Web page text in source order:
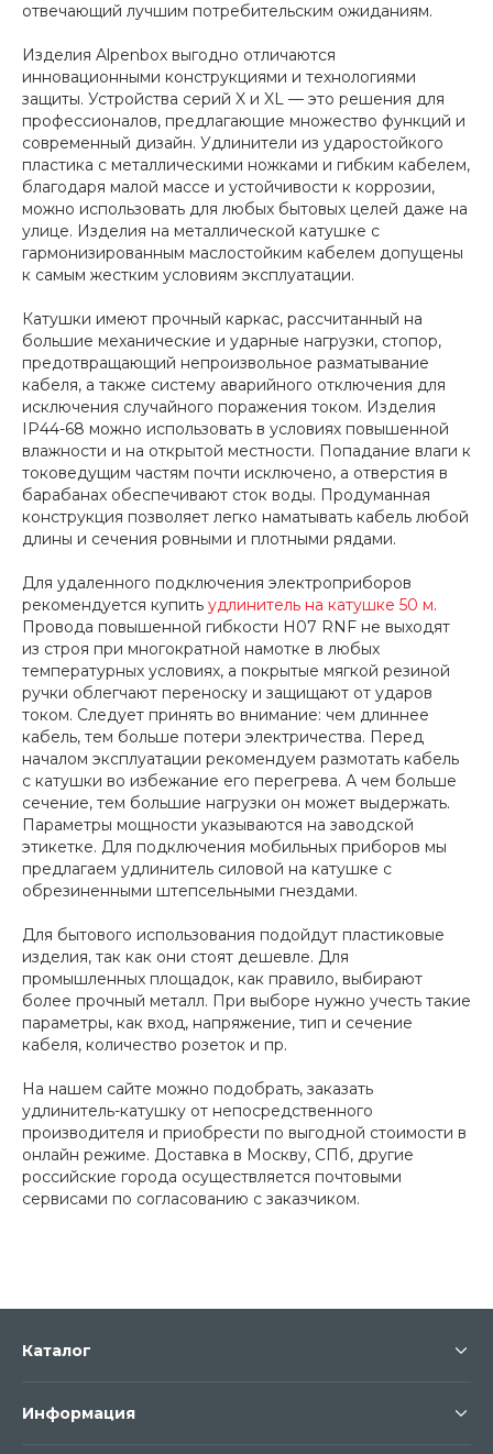
отвечающий лучшим потребительским ожиданиям.
Изделия Alpenbox выгодно отличаются
инновационными конструкциями и технологиями
защиты. Устройства серий X и XL — это решения для
профессионалов, предлагающие множество функций и
современный дизайн. Удлинители из ударостойкого
пластика с металлическими ножками и гибким кабелем,
благодаря малой массе и устойчивости к коррозии,
можно использовать для любых бытовых целей даже на
улице. Изделия на металлической катушке с
гармонизированным маслостойким кабелем допущены
к самым жестким условиям эксплуатации.
Катушки имеют прочный каркас, рассчитанный на
большие механические и ударные нагрузки, стопор,
предотвращающий непроизвольное разматывание
кабеля, а также систему аварийного отключения для
исключения случайного поражения током. Изделия
IP44-68 можно использовать в условиях повышенной
влажности и на открытой местности. Попадание влаги к
токоведущим частям почти исключено, а отверстия в
барабанах обеспечивают сток воды. Продуманная
конструкция позволяет легко наматывать кабель любой
длины и сечения ровными и плотными рядами.
Для удаленного подключения электроприборов
рекомендуется купить удлинитель на катушке 50 м.
Провода повышенной гибкости H07 RNF не выходят
из строя при многократной намотке в любых
температурных условиях, а покрытые мягкой резиной
ручки облегчают переноску и защищают от ударов
током. Следует принять во внимание: чем длиннее
кабель, тем больше потери электричества. Перед
началом эксплуатации рекомендуем размотать кабель
с катушки во избежание его перегрева. А чем больше
сечение, тем большие нагрузки он может выдержать.
Параметры мощности указываются на заводской
этикетке. Для подключения мобильных приборов мы
предлагаем удлинитель силовой на катушке с
обрезиненными штепсельными гнездами.
Для бытового использования подойдут пластиковые
изделия, так как они стоят дешевле. Для
промышленных площадок, как правило, выбирают
более прочный металл. При выборе нужно учесть такие
параметры, как вход, напряжение, тип и сечение
кабеля, количество розеток и пр.
На нашем сайте можно подобрать, заказать
удлинитель-катушку от непосредственного
производителя и приобрести по выгодной стоимости в
онлайн режиме. Доставка в Москву, СПб, другие
российские города осуществляется почтовыми
сервисами по согласованию с заказчиком.
Каталог
Информация